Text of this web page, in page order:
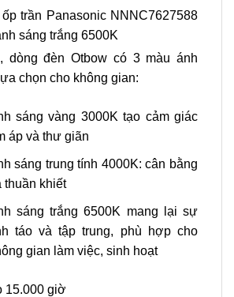
trần Panasonic NNNC7627588
sáng trắng 6500K
dòng đèn Otbow có 3 màu ánh
chọn cho không gian:
sáng vàng 3000K tạo cảm giác
áp và thư giãn
sáng trung tính 4000K: cân bằng
thuần khiết
sáng trắng 6500K mang lại sự
táo và tập trung, phù hợp cho
gian làm việc, sinh hoạt
15.000 giờ